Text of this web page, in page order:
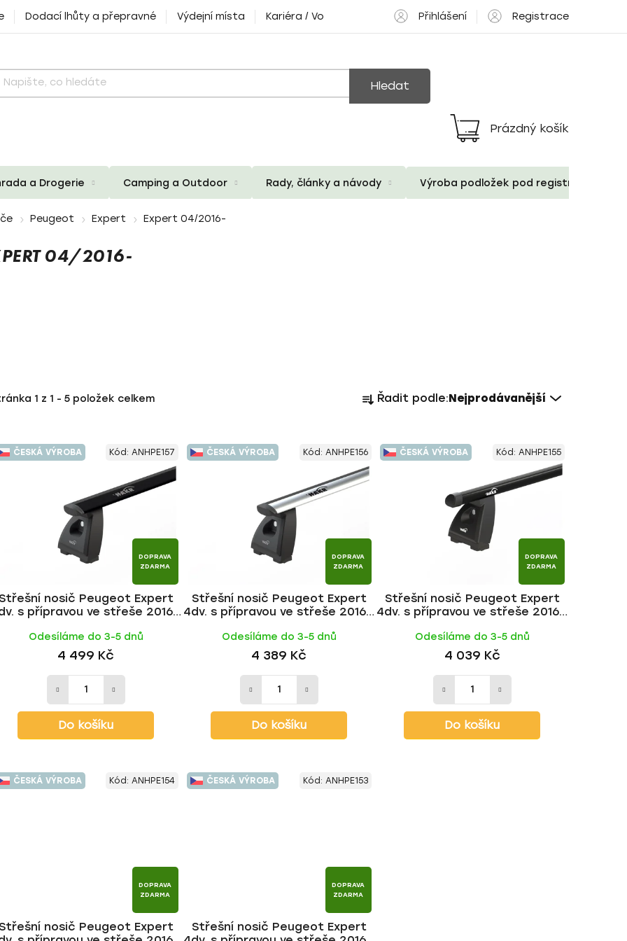
Dodací lhůty a přepravné Výdejní místa Kariéra / Volné pozice Přihlášení Registrace
Hledat
Nákupní
košík
Prázdný košík
a Drogerie Camping a Outdoor Rady, články a návody Výroba podložek pod registrační
Peugeot Expert Expert 04/2016-
04/2016-
1 z 1 - 5 položek celkem
a
n
í
o
d
u
k
t
Řadit podle:Nejprodávanější
ČESKÁ VÝROBA
DOPRAVA
ZDARMA
nosič Peugeot Expert
s přípravou ve střeše 2016-,
Odesíláme do 3-5 dnů
4 499 Kč
Do košíku
Kód: ANHPE157 ČESKÁ VÝROBA
DOPRAVA
ZDARMA
Střešní nosič Peugeot Expert
4dv. s přípravou ve střeše 2016-,
Odesíláme do 3-5 dnů
4 389 Kč
Do košíku
Kód: ANHPE156 ČESKÁ VÝROBA
DOPRAVA
ZDARMA
Střešní nosič Peugeot Expert
4dv. s přípravou ve střeše 2016-,
Odesíláme do 3-5 dnů
4 039 Kč
Do košíku
Kód: ANHPE155
ČESKÁ VÝROBA
DOPRAVA
ZDARMA
nosič Peugeot Expert
Kód: ANHPE154 ČESKÁ VÝROBA
DOPRAVA
ZDARMA
Střešní nosič Peugeot Expert
Kód: ANHPE153